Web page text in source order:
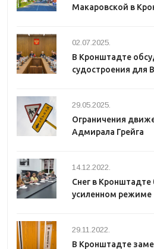
Макаровской в
02.07.2025.
В Кронштадте
судостроения для
29.05.2025.
Ограничения
Адмирала Грейга
14.12.2022.
Снег в Кронштадте
усиленном режиме
29.11.2022.
В Кронштадте